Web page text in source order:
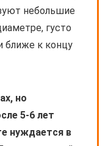
небольшие
густо
ближе к концу
но
5-6 лет
нуждается в